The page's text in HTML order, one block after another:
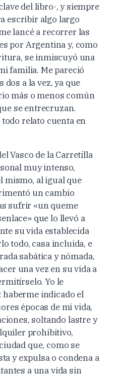
del libro-, y siempre
escribir algo largo
lancé a recorrer las
por Argentina y, como
se inmiscuyó una
familia. Me pareció
a la vez, ya que
más o menos común
se entrecruzan.
relato cuenta en
Vasco de la Carretilla
muy intenso,
mismo, al igual que
un cambio
sufrir «un queme
que lo llevó a
su vida establecida
todo, casa incluida, e
sabática y nómada,
una vez en su vida a
Yo le
indicado el
épocas de mi vida,
soltando lastre y
prohibitivo,
que, como se
y expulsa o condena a
a una vida sin